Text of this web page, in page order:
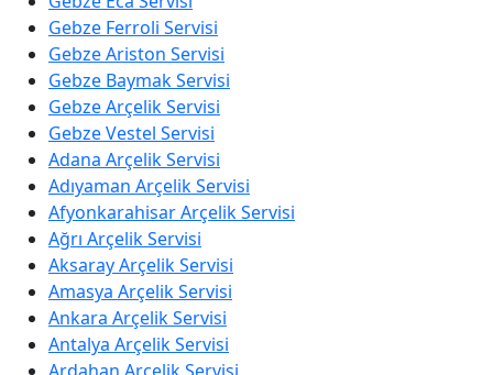
Gebze Ferroli Servisi
Gebze Ariston Servisi
Gebze Baymak Servisi
Gebze Arçelik Servisi
Gebze Vestel Servisi
Adana Arçelik Servisi
Adıyaman Arçelik Servisi
Afyonkarahisar Arçelik Servisi
Ağrı Arçelik Servisi
Aksaray Arçelik Servisi
Amasya Arçelik Servisi
Ankara Arçelik Servisi
Antalya Arçelik Servisi